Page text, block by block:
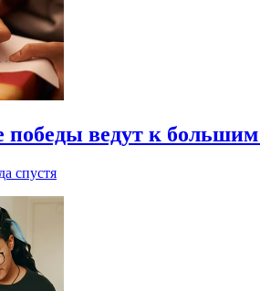
ведут к большим
спустя